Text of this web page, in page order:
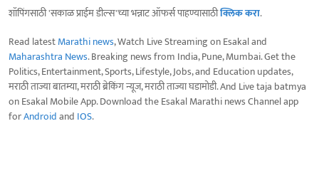
शॉपिंगसाठी 'सकाळ प्राईम डील्स'च्या भन्नाट ऑफर्स पाहण्यासाठीक्लिक करा.
Read latestMarathi news, Watch Live Streaming on Esakal and
Maharashtra News. Breaking news from India, Pune, Mumbai. Get the
Politics, Entertainment, Sports, Lifestyle, Jobs, and Education updates,
मराठी ताज्या बातम्या, मराठी ब्रेकिंग न्यूज, मराठी ताज्या घडामोडी. And Live taja batmya
on Esakal Mobile App. Download the Esakal Marathi news Channel app
forAndroidand IOS.